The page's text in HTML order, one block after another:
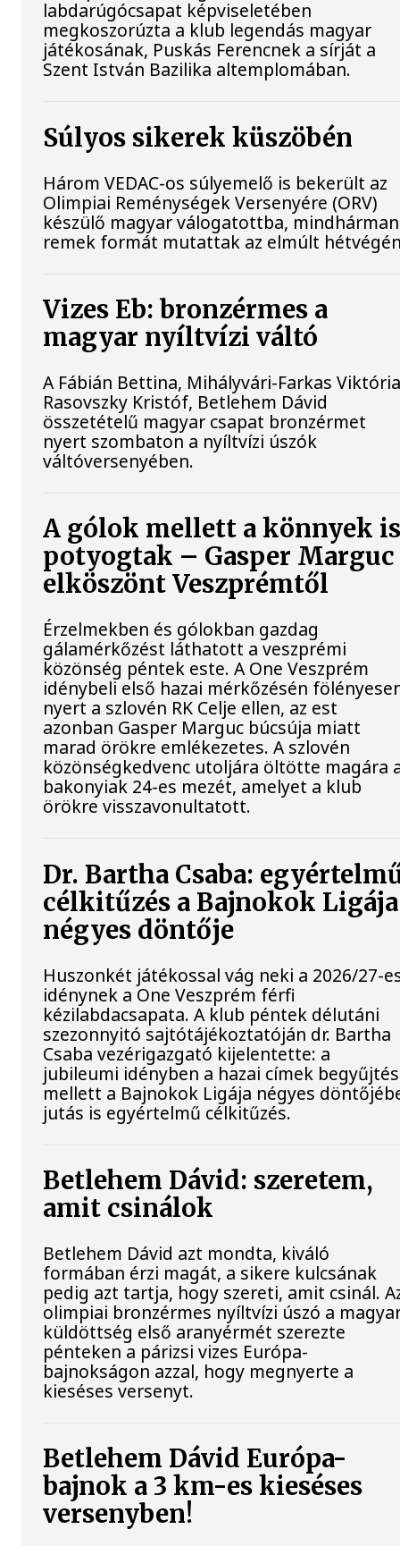
labdarúgócsapat képviseletében
megkoszorúzta a klub legendás magyar
játékosának, Puskás Ferencnek a sírját a
Szent István Bazilika altemplomában.
Súlyos sikerek küszöbén
Három VEDAC-os súlyemelő is bekerült az
Olimpiai Reménységek Versenyére (ORV)
készülő magyar válogatottba, mindhárman
remek formát mutattak az elmúlt
Vizes Eb: bronzérmes a
magyar nyíltvízi váltó
A Fábián Bettina, Mihályvári-Farkas
Rasovszky Kristóf, Betlehem Dávid
összetételű magyar csapat bronzérmet
nyert szombaton a nyíltvízi úszók
váltóversenyében.
A gólok mellett a könnyek
potyogtak – Gasper Marguc
elköszönt Veszprémtől
Érzelmekben és gólokban gazdag
gálamérkőzést láthatott a veszprémi
közönség péntek este. A One Veszprém
idénybeli első hazai mérkőzésén
nyert a szlovén RK Celje ellen, az est
azonban Gasper Marguc búcsúja miatt
marad örökre emlékezetes. A szlovén
közönségkedvenc utoljára öltötte magára
bakonyiak 24-es mezét, amelyet a klub
örökre visszavonultatott.
Dr. Bartha Csaba:
célkitűzés a Bajnokok Ligája
négyes döntője
Huszonkét játékossal vág neki a 2026/27-
idénynek a One Veszprém férfi
kézilabdacsapata. A klub péntek délutáni
szezonnyitó sajtótájékoztatóján dr. Bartha
Csaba vezérigazgató kijelentette: a
jubileumi idényben a hazai címek
mellett a Bajnokok Ligája négyes
jutás is egyértelmű célkitűzés.
Betlehem Dávid: szeretem,
amit csinálok
Betlehem Dávid azt mondta, kiváló
formában érzi magát, a sikere kulcsának
pedig azt tartja, hogy szereti, amit csinál.
olimpiai bronzérmes nyíltvízi úszó a
küldöttség első aranyérmét szerezte
pénteken a párizsi vizes Európa-
bajnokságon azzal, hogy megnyerte a
kieséses versenyt.
Betlehem Dávid Európa-
bajnok a 3 km-es kieséses
versenyben!